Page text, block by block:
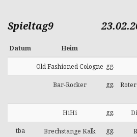
Spieltag9
Datum Heim
Old Fashioned Cologne gg.
Bar-Rocker gg.
HiHi gg.
tba Brechstange Kalk gg.